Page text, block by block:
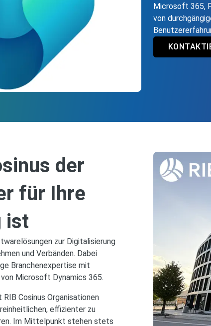
Microsoft 365,
von
der
für Ihre
ist
zur Digitalisierung
und Verbänden. Dabei
Branchenexpertise mit
Microsoft Dynamics 365.
Cosinus Organisationen
effizienter zu
Im Mittelpunkt stehen stets